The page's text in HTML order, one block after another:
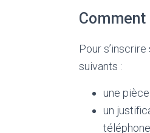
Pour
suivants :
une
un